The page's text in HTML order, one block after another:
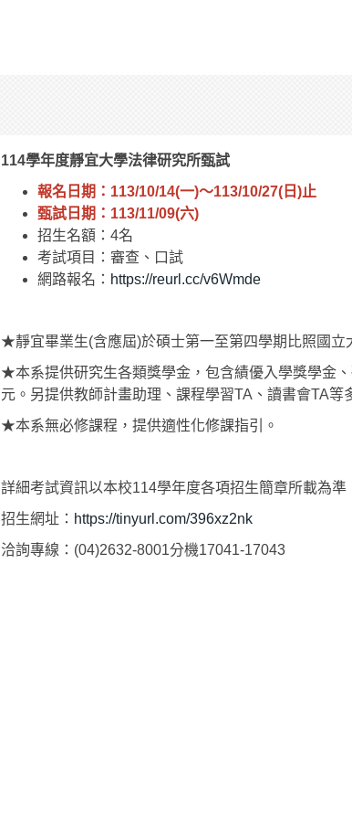
114學年度靜宜大學法律研究所甄試
報名日期：113/10/14(一)～113/10/27(日)止
甄試日期：113/11/09(六)
招生名額：4名
考試項目：審查、口試
網路報名： https://reurl.cc/v6Wmde
★靜宜畢業生(含應屆)於碩士第一至第四學期比照國立
★本系提供研究生各類獎學金，包含績優入學獎學金
元。另提供教師計畫助理、課程學習TA、讀書會TA等
★本系無必修課程，提供適性化修課指引。
詳細考試資訊以本校114學年度各項招生簡章所載為準
招生網址： https://tinyurl.com/396xz2nk
洽詢專線：(04)2632-8001分機17041-17043